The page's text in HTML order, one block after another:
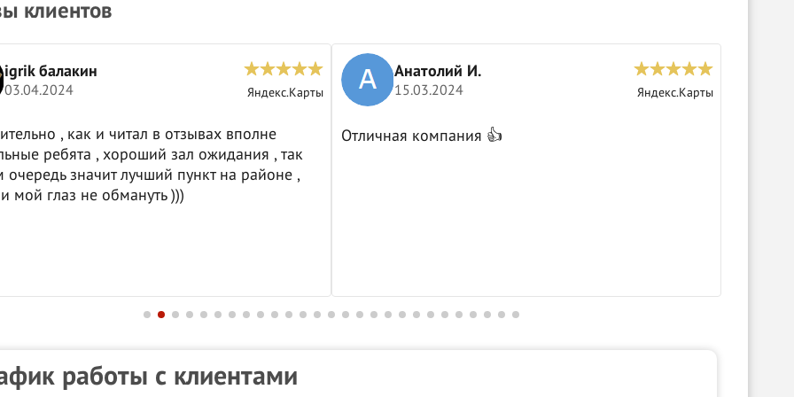
клиентов
igrik балакин
03.04.2024 Яндекс.Карты
, как и читал в отзывах вполне
ребята , хороший зал ожидания , так
очередь значит лучший пункт на районе ,
мой глаз не обмануть )))
Анатолий И.
15.03.2024 Яндекс.Карты
Отличная компания 👍
работы с клиентами